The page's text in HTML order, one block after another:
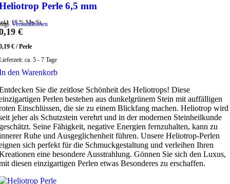
Perle 6,5 mm
19 % MwSt.
Versandkosten
€
€ /Perle
ca. 5 - 7 Tage
den Warenkorb
Sie die zeitlose Schönheit des Heliotrops! Diese
Perlen bestehen aus dunkelgrünem Stein mit auffälligen
Einschlüssen, die sie zu einem Blickfang machen. Heliotrop wird
jeher als Schutzstein verehrt und in der modernen Steinheilkunde
Seine Fähigkeit, negative Energien fernzuhalten, kann zu
Ruhe und Ausgeglichenheit führen. Unsere Heliotrop-Perlen
sich perfekt für die Schmuckgestaltung und verleihen Ihren
eine besondere Ausstrahlung. Gönnen Sie sich den Luxus,
diesen einzigartigen Perlen etwas Besonderes zu erschaffen.